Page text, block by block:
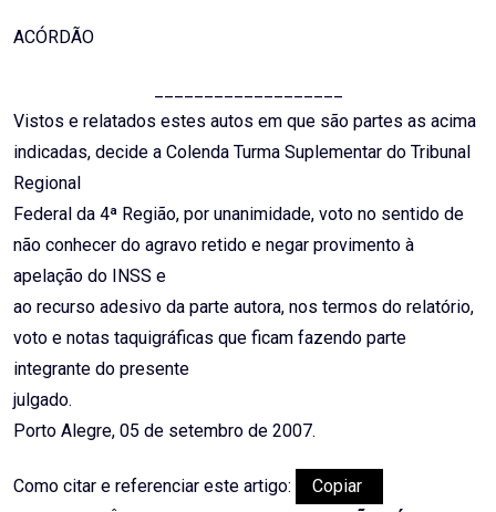
ACÓRDÃO
Vistos e relatados estes autos em que são partes as acima
indicadas, decide a Colenda Turma Suplementar do Tribunal
Regional
Federal da 4ª Região, por unanimidade, voto no sentido de
não conhecer do agravo retido e negar provimento à
apelação do INSS e
ao recurso adesivo da parte autora, nos termos do relatório,
voto e notas taquigráficas que ficam fazendo parte
integrante do presente
julgado.
Porto Alegre, 05 de setembro de 2007.
Como citar e referenciar este artigo:
Copiar